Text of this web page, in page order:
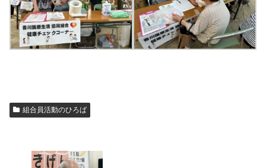
組合員活動のひろば